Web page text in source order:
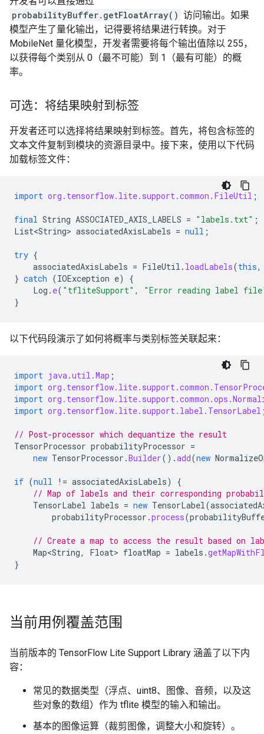
probabilityBuffer.getFloatArray() 访问输出。如果
模型产生了量化输出，记得要将结果进行转换。对于
MobileNet 量化模型，开发者需要将每个输出值除以 255，
以获得每个类别从 0（最不可能）到 1（最有可能）的概
率。
可选：将结果映射到标签
开发者还可以选择将结果映射到标签。首先，将包含标签的
文本文件复制到模块的资源目录中。接下来，使用以下代码
加载标签文件：
import org.tensorflow.lite.support.common.FileUtil ;
final String ASSOCIATED_AXIS_LABELS = "labels.txt" ;
List<String> associatedAxisLabels = null ;
try {
associatedAxisLabels = FileUtil . loadLabels(this,
} catch (IOException e)
{
Log . e( "tfliteSupport" ,
"Error reading label
}
以下代码段演示了如何将概率与类别标签关联起来：
import java.util.Map ;
import
import
import org.tensorflow.lite.support.label.TensorLabel
// Post-processor which dequantize the result
TensorProcessor probabilityProcessor =
new TensorProcessor .Builder().add(new
if (null != associatedAxisLabels)
{
// Map of labels and their corresponding
TensorLabel labels = new TensorLabel(
probabilityProcessor .process(
// Create a map to access the result based on
Map<String, Float> floatMap = labels .
}
当前用例覆盖范围
当前版本的 TensorFlow Lite Support Library 涵盖了以下内
容：
常见的数据类型（浮点、uint8、图像、音频，以及这
些对象的数组）作为 tflite 模型的输入和输出。
基本的图像运算（裁剪图像，调整大小和旋转）。